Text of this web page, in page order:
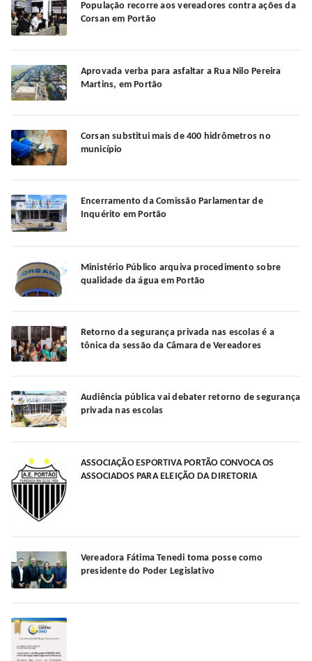
População recorre aos vereadores contra ações da
Corsan em Portão
Aprovada verba para asfaltar a Rua Nilo Pereira
Martins, em Portão
Corsan substitui mais de 400 hidrômetros no
município
Encerramento da Comissão Parlamentar de
Inquérito em Portão
Ministério Público arquiva procedimento sobre
qualidade da água em Portão
Retorno da segurança privada nas escolas é a
tônica da sessão da Câmara de Vereadores
Audiência pública vai debater retorno de segurança
privada nas escolas
ASSOCIAÇÃO ESPORTIVA PORTÃO CONVOCA OS
ASSOCIADOS PARA ELEIÇÃO DA DIRETORIA
Vereadora Fátima Tenedi toma posse como
presidente do Poder Legislativo